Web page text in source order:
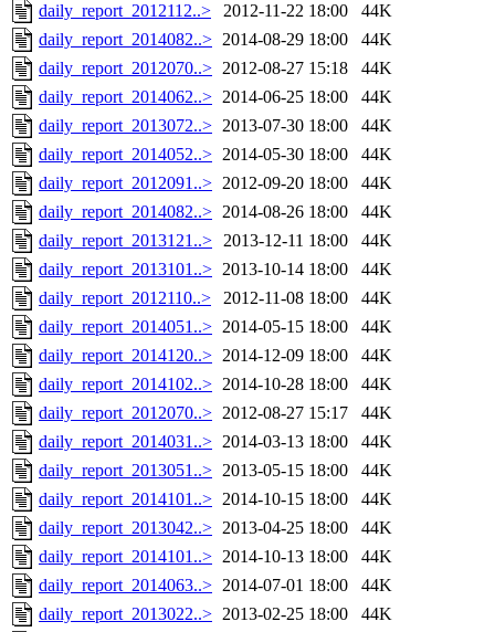
daily_report_2012112..>
2012-11-22 18:00
44K
daily_report_2014082..> 2014-08-29 18:00
44K
daily_report_2012070..> 2012-08-27 15:18
44K
daily_report_2014062..> 2014-06-25 18:00
44K
daily_report_2013072..> 2013-07-30 18:00
44K
daily_report_2014052..> 2014-05-30 18:00
44K
daily_report_2012091..> 2012-09-20 18:00
44K
daily_report_2014082..> 2014-08-26 18:00
44K
daily_report_2013121..> 2013-12-11 18:00
44K
daily_report_2013101..> 2013-10-14 18:00
44K
daily_report_2012110..>
2012-11-08 18:00
44K
daily_report_2014051..> 2014-05-15 18:00
44K
daily_report_2014120..> 2014-12-09 18:00
44K
daily_report_2014102..> 2014-10-28 18:00
44K
daily_report_2012070..> 2012-08-27 15:17
44K
daily_report_2014031..> 2014-03-13 18:00
44K
daily_report_2013051..> 2013-05-15 18:00
44K
daily_report_2014101..> 2014-10-15 18:00
44K
daily_report_2013042..> 2013-04-25 18:00
44K
daily_report_2014101..> 2014-10-13 18:00
44K
daily_report_2014063..> 2014-07-01 18:00
44K
daily_report_2013022..> 2013-02-25 18:00
44K